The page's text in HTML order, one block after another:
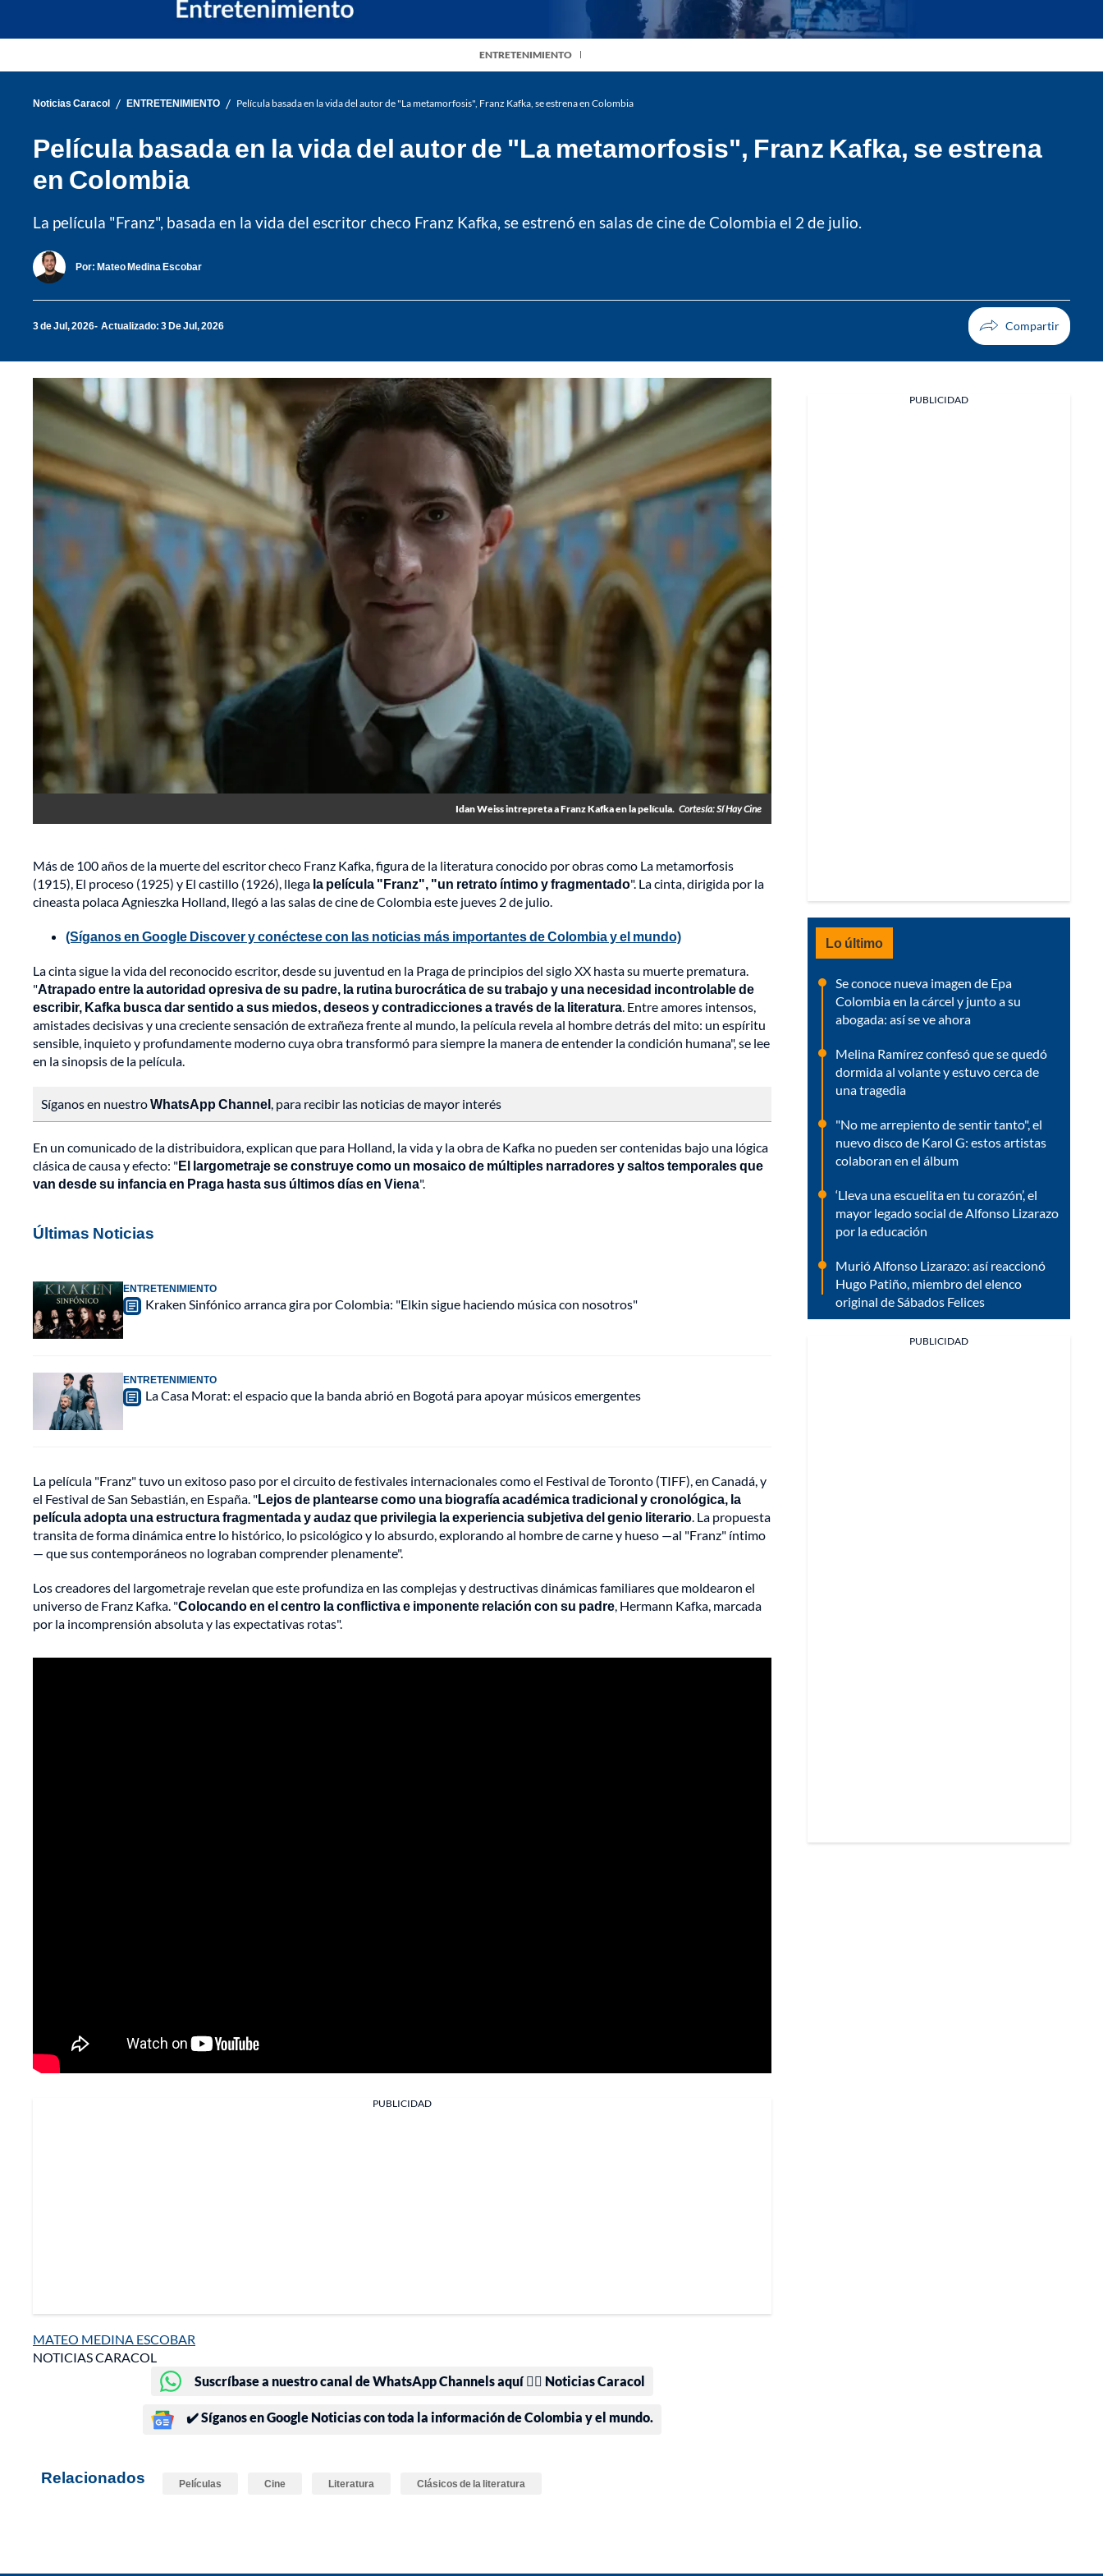
ENTRETENIMIENTO
Noticias Caracol / ENTRETENIMIENTO / Película basada en la vida del autor de "La metamorfosis", Franz Kafka, se estrena en Colombia
Película basada en la vida del autor de "La metamorfosis", Franz Kafka, se estrena
en Colombia
La película "Franz", basada en la vida del escritor checo Franz Kafka, se estrenó en salas de cine de Colombia el 2 de julio.
Por: Mateo Medina Escobar
3 de Jul, 2026 Actualizado: 3 De Jul, 2026
Idan Weiss intrepreta a Franz Kafka en la película. Cortesía: Sí Hay Cine
Más de 100 años de la muerte del escritor checo Franz Kafka, figura de la literatura conocido por obras como La metamorfosis
(1915), El proceso (1925) y El castillo (1926), llega la película "Franz", "un retrato íntimo y fragmentado". La cinta, dirigida por la
cineasta polaca Agnieszka Holland, llegó a las salas de cine de Colombia este jueves 2 de julio.
(Síganos en Google Discover y conéctese con las noticias más importantes de Colombia y el mundo)
La cinta sigue la vida del reconocido escritor, desde su juventud en la Praga de principios del siglo XX hasta su muerte prematura.
"Atrapado entre la autoridad opresiva de su padre, la rutina burocrática de su trabajo y una necesidad incontrolable de
escribir, Kafka busca dar sentido a sus miedos, deseos y contradicciones a través de la literatura. Entre amores intensos,
amistades decisivas y una creciente sensación de extrañeza frente al mundo, la película revela al hombre detrás del mito: un espíritu
sensible, inquieto y profundamente moderno cuya obra transformó para siempre la manera de entender la condición humana", se lee
en la sinopsis de la película.
Síganos en nuestroWhatsApp Channel, para recibir las noticias de mayor interés
En un comunicado de la distribuidora, explican que para Holland, la vida y la obra de Kafka no pueden ser contenidas bajo una lógica
clásica de causa y efecto: "El largometraje se construye como un mosaico de múltiples narradores y saltos temporales que
van desde su infancia en Praga hasta sus últimos días en Viena".
Últimas Noticias
ENTRETENIMIENTO
Kraken Sinfónico arranca gira por Colombia: "Elkin sigue haciendo música con nosotros"
ENTRETENIMIENTO
La Casa Morat: el espacio que la banda abrió en Bogotá para apoyar músicos emergentes
La película "Franz" tuvo un exitoso paso por el circuito de festivales internacionales como el Festival de Toronto (TIFF), en Canadá, y
el Festival de San Sebastián, en España. "Lejos de plantearse como una biografía académica tradicional y cronológica, la
película adopta una estructura fragmentada y audaz que privilegia la experiencia subjetiva del genio literario. La propuesta
transita de forma dinámica entre lo histórico, lo psicológico y lo absurdo, explorando al hombre de carne y hueso —al "Franz" íntimo
— que sus contemporáneos no lograban comprender plenamente".
Los creadores del largometraje revelan que este profundiza en las complejas y destructivas dinámicas familiares que moldearon el
universo de Franz Kafka. "Colocando en el centro la conflictiva e imponente relación con su padre, Hermann Kafka, marcada
por la incomprensión absoluta y las expectativas rotas".
PUBLICIDAD
MATEO MEDINA ESCOBAR
NOTICIAS CARACOL
Suscríbase a nuestro canal de WhatsApp Channels aquí 👉🏻 Noticias Caracol
✔️ Síganos en Google Noticias con toda la información de Colombia y el mundo.
Relacionados Películas Cine Literatura Clásicos de la literatura
PUBLICIDAD
Lo último
Se conoce nueva imagen de Epa
Colombia en la cárcel y junto a su
abogada: así se ve ahora
Melina Ramírez confesó que se quedó
dormida al volante y estuvo cerca de
una tragedia
"No me arrepiento de sentir tanto", el
nuevo disco de Karol G: estos artistas
colaboran en el álbum
‘Lleva una escuelita en tu corazón’, el
mayor legado social de Alfonso Lizarazo
por la educación
Murió Alfonso Lizarazo: así reaccionó
Hugo Patiño, miembro del elenco
original de Sábados Felices
PUBLICIDAD